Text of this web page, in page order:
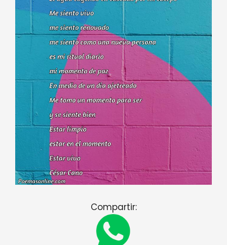
Compartir: